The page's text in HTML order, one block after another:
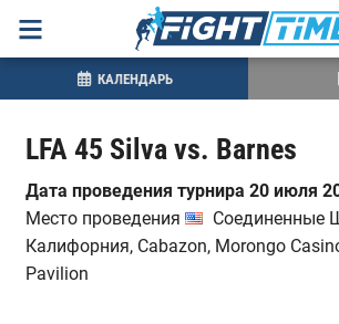
LFA 45 Silva vs. Barnes
Дата проведения турнира 20 июля
Место проведения
Соединенные
Калифорния, Cabazon, Morongo
Pavilion
КАЛЕНДАРЬ